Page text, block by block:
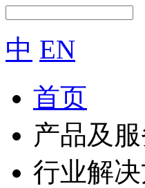
中 EN
首页
产品及
行业解